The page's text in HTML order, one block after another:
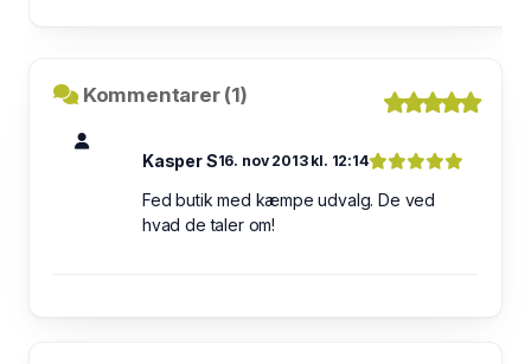
Kommentarer (1)
Kasper S16. nov 2013 kl. 12:14
Fed butik med kæmpe udvalg. De ved
hvad de taler om!